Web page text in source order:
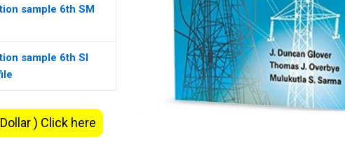
sample 6th SM
sample 6th SI
) Click here